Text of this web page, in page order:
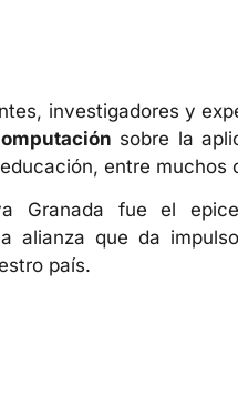
investigadores y
sobre la
entre muchos
Granada fue el
alianza que da
país.